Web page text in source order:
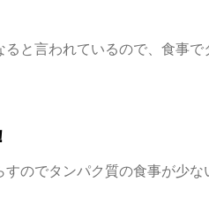
と言われているので、食事で
のでタンパク質の食事が少